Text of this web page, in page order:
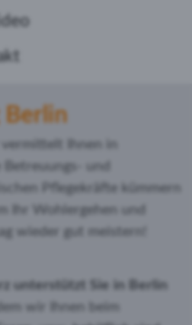
Berlin
vermittelt Ihnen in
und
Pflegekräfte kümmern
Ihr Wohlergehen und
wieder gut meistern!
unterstützt Sie in Berlin
wir Ihnen beim